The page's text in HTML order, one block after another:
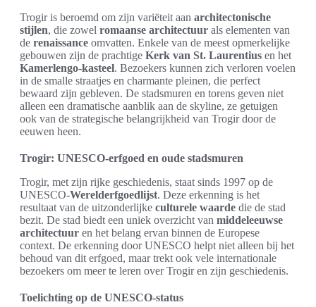
Trogir is beroemd om zijn variëteit aan architectonische
stijlen, die zowel romaanse architectuur als elementen van
de renaissance omvatten. Enkele van de meest opmerkelijke
gebouwen zijn de prachtige Kerk van St. Laurentius en het
Kamerlengo-kasteel. Bezoekers kunnen zich verloren voelen
in de smalle straatjes en charmante pleinen, die perfect
bewaard zijn gebleven. De stadsmuren en torens geven niet
alleen een dramatische aanblik aan de skyline, ze getuigen
ook van de strategische belangrijkheid van Trogir door de
eeuwen heen.
Trogir: UNESCO-erfgoed en oude stadsmuren
Trogir, met zijn rijke geschiedenis, staat sinds 1997 op de
UNESCO-Werelderfgoedlijst. Deze erkenning is het
resultaat van de uitzonderlijke culturele waarde die de stad
bezit. De stad biedt een uniek overzicht van middeleeuwse
architectuur en het belang ervan binnen de Europese
context. De erkenning door UNESCO helpt niet alleen bij het
behoud van dit erfgoed, maar trekt ook vele internationale
bezoekers om meer te leren over Trogir en zijn geschiedenis.
Toelichting op de UNESCO-status